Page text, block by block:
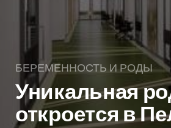
БЕРЕМЕННОСТЬ И РОДЫ
Уникальная
откроется в